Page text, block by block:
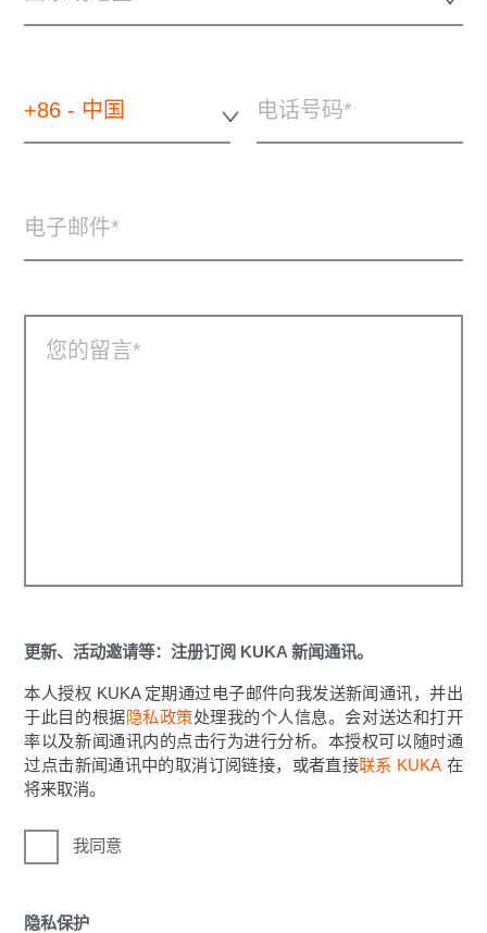
+86 - 中国 电话号码
电子邮件
您的留言
更新、活动邀请等：注册订阅 KUKA 新闻通讯。
本人授权 KUKA 定期通过电子邮件向我发送新闻通讯，并出
于此目的根据隐私政策处理我的个人信息。会对送达和打开
率以及新闻通讯内的点击行为进行分析。本授权可以随时通
过点击新闻通讯中的取消订阅链接，或者直接联系 KUKA 在
将来取消。
我同意
隐私保护